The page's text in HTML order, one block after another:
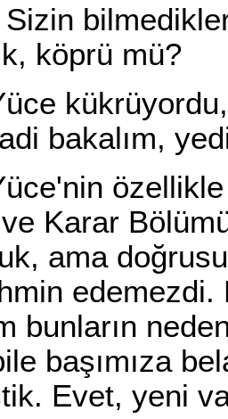
köprü mü?
bakalım,
özellikle son
Karar
ama
edemezdi.
bunların
başımıza
Evet, yeni